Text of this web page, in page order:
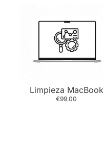
Limpieza MacBook
€99.00